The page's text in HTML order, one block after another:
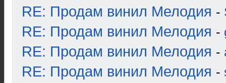
RE: Продам винил Мелодия -
RE: Продам винил Мелодия -
RE: Продам винил Мелодия -
RE: Продам винил Мелодия -